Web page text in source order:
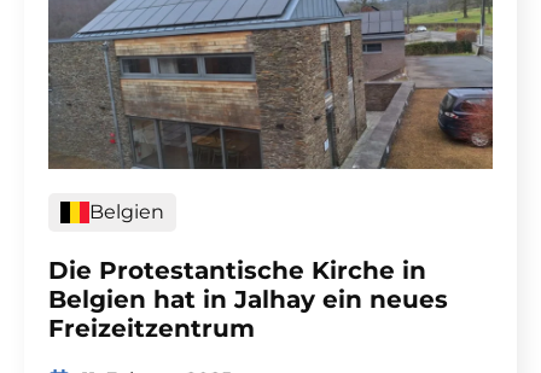
Belgien
Die Protestantische Kirche in
Belgien hat in Jalhay ein neues
Freizeitzentrum